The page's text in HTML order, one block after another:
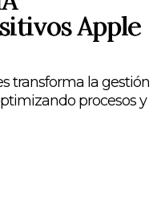
Apple
transforma la gestión
procesos y